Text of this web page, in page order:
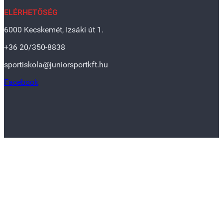
ELÉRHETŐSÉG
6000 Kecskemét, Izsáki út 1.
+36 20/350-8838
sportiskola@juniorsportkft.hu
Facebook